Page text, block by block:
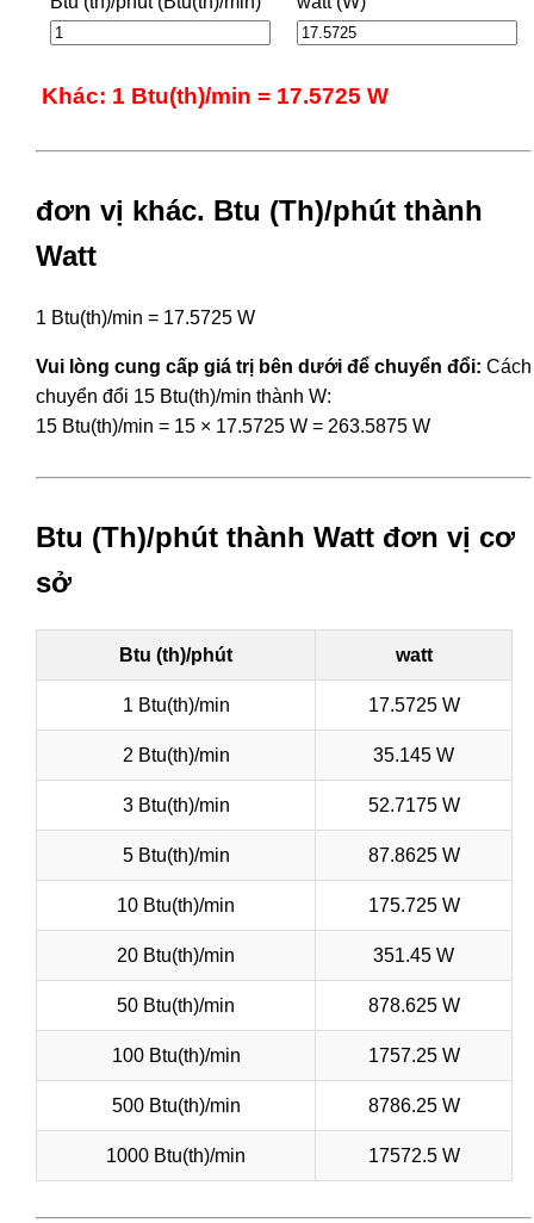
Khác: 1 Btu(th)/min = 17.5725 W
đơn vị khác. Btu (Th)/phút thành
Watt
1 Btu(th)/min = 17.5725 W
Vui lòng cung cấp giá trị bên dưới để chuyển đổi: Cách
chuyển đổi 15 Btu(th)/min thành W:
15 Btu(th)/min = 15 × 17.5725 W = 263.5875 W
Btu (Th)/phút thành Watt đơn vị cơ
sở
Btu (th)/phút watt
1 Btu(th)/min 17.5725 W
2 Btu(th)/min 35.145 W
3 Btu(th)/min 52.7175 W
5 Btu(th)/min 87.8625 W
10 Btu(th)/min 175.725 W
20 Btu(th)/min 351.45 W
50 Btu(th)/min 878.625 W
100 Btu(th)/min 1757.25 W
500 Btu(th)/min 8786.25 W
1000 Btu(th)/min 17572.5 W